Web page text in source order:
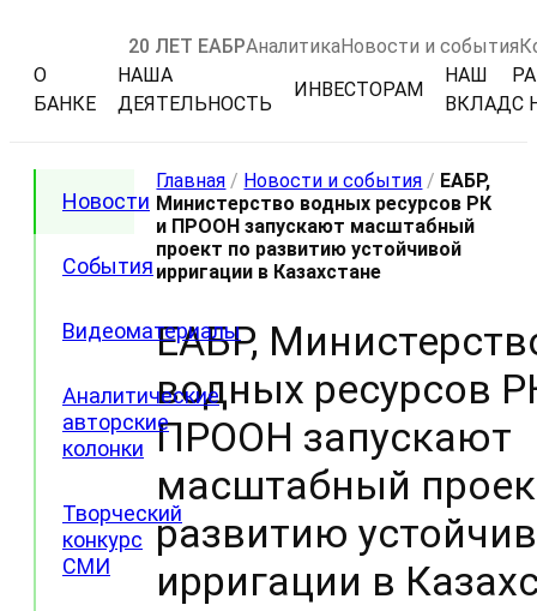
20 ЛЕТ ЕАБРАналитикаНовости и события
О
БАНКЕ
НАША
ДЕЯТЕЛЬНОСТЬ
ИНВЕСТОРАМ
НАШ
ВКЛАДС
Новости
События
Видеоматериалы
Аналитические
авторские
колонки
Творческий
конкурс
СМИ
Главная / Новости и события / ЕАБР,
Министерство водных ресурсов РК
и ПРООН запускают масштабный
проект по развитию устойчивой
ирригации в Казахстане
ЕАБР,
водных ресурсов
ПРООН запускают
масштабный
развитию
ирригации в